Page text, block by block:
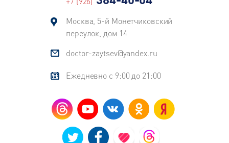
Москва, 5-й Монетчиковский
переулок, дом 14
doctor-zaytsev@yandex.ru
Ежедневно с 9:00 до 21:00